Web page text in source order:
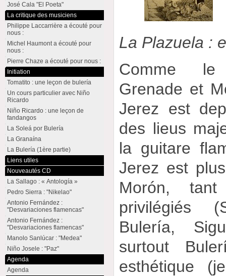
La Plazuela :
Comme le
Grenade et
Jerez est
des lieus
la guitare
Jerez est
Morón,
privilégiés
Bulería,
surtout
esthétique
José Cala "El Poeta"
La critique des musiciens
Philippe Laccarrière a écouté pour
nous :
Michel Haumont a écouté pour
nous :
Pierre Chaze a écouté pour nous :
Initiation
Tomatito : une leçon de bulería
Un cours particulier avec Niño
Ricardo
Niño Ricardo : une leçon de
fandangos
La Soleá por Bulería
La Granaína
La Bulería (1ère partie)
Liens utiles
Nouveautés CD
La Sallago : « Antología »
Pedro Sierra : "Nikelao"
Antonio Fernández :
"Desvariaciones flamencas"
Antonio Fernández :
"Desvariaciones flamencas"
Manolo Sanlúcar : "Medea"
Niño Josele : "Paz"
Agenda
Agenda